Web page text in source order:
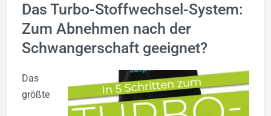
Das Turbo-Stoffwechsel-System:
Zum Abnehmen nach der
Schwangerschaft geeignet?
Das
größte